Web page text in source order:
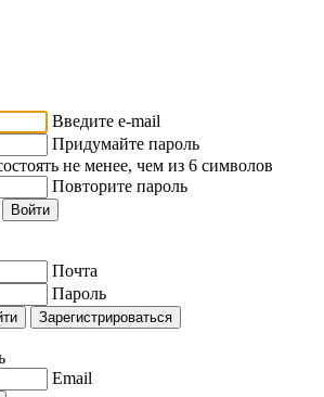
Введите e-mail
Придумайте пароль
не менее, чем из 6 символов
Повторите пароль
Войти
Почта
Пароль
Зарегистрироваться
Email